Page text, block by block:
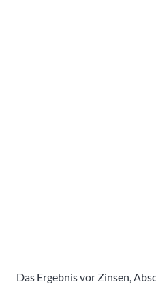
Das Ergebnis vor Zinsen,